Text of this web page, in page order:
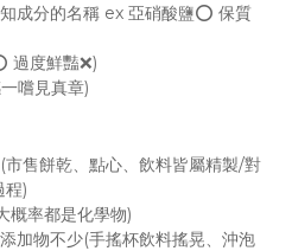
成分的名稱 ex 亞硝酸鹽⭕ 保質
度鮮豔❌)
嚐見真章)
售餅乾、點心、飲料皆屬精製/對
程)
率都是化學物)
加物不少(手搖杯飲料搖晃、沖泡